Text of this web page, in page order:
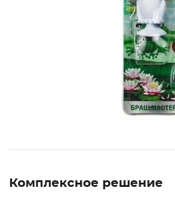
Комплексное решение